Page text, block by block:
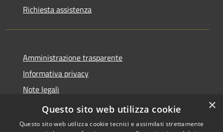
Richiesta assistenza
Amministrazione trasparente
Informativa privacy
Note legali
Dichiarazione di accessibilità
×
Questo sito web utilizza cookie
Questo sito web utilizza cookie tecnici e assimilati strettamente